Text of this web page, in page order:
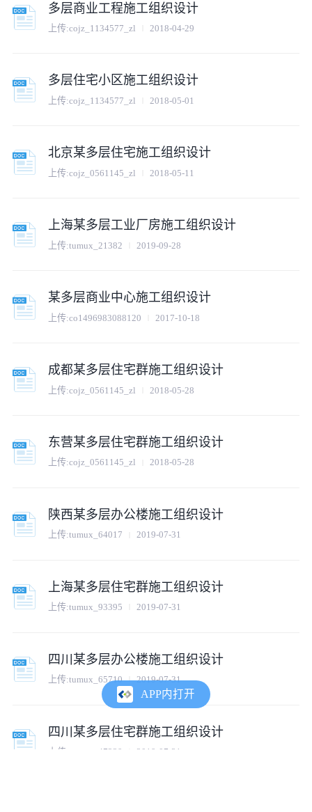
多层商业工程施工组织设计
上传:cojz_1134577_zl 2018-04-29
多层住宅小区施工组织设计
上传:cojz_1134577_zl 2018-05-01
北京某多层住宅施工组织设计
上传:cojz_0561145_zl 2018-05-11
上海某多层工业厂房施工组织设计
上传:tumux_21382 2019-09-28
某多层商业中心施工组织设计
上传:co1496983088120 2017-10-18
成都某多层住宅群施工组织设计
上传:cojz_0561145_zl 2018-05-28
东营某多层住宅群施工组织设计
上传:cojz_0561145_zl 2018-05-28
陕西某多层办公楼施工组织设计
上传:tumux_64017 2019-07-31
上海某多层住宅群施工组织设计
上传:tumux_93395 2019-07-31
四川某多层办公楼施工组织设计
上传:tumux_65710 2019-07-31
四川某多层住宅群施工组织设计
上传: tumux_47239 2019-07-31
APP内打开